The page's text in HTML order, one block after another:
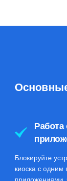
Блокируйте
киоска с